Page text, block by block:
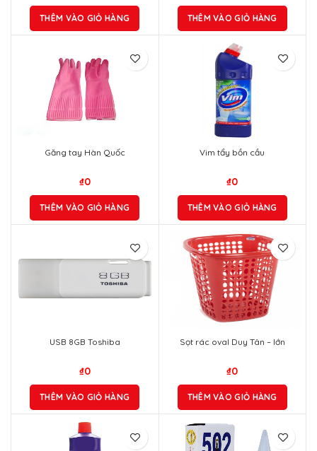
THÊM VÀO GIỎ HÀNG THÊM VÀO GIỎ HÀNG
Găng tay Hàn Quốc
₫0
THÊM VÀO GIỎ HÀNG
Vim tẩy bồn cầu
₫0
THÊM VÀO GIỎ HÀNG
USB 8GB Toshiba
₫0
THÊM VÀO GIỎ HÀNG
Sọt rác oval Duy Tân – lớn
₫0
THÊM VÀO GIỎ HÀNG